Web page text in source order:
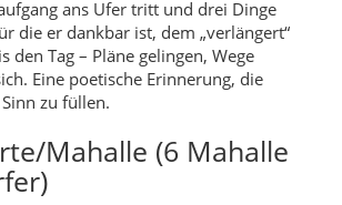
ans Ufer tritt und drei Dinge
die er dankbar ist, dem „verlängert“
den Tag – Pläne gelingen, Wege
Eine poetische Erinnerung, die
zu füllen.
Mahalle (6 Mahalle